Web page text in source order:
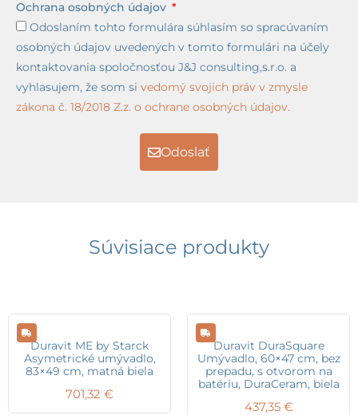
Ochrana osobných údajov
Odoslaním tohto formulára súhlasím so spracúvaním
osobných údajov uvedených v tomto formulári na účely
kontaktovania spoločnosťou J&J consulting,s.r.o. a
vyhlasujem, že som si vedomý svojich práv v zmysle
zákona č. 18/2018 Z.z. o ochrane osobných údajov.
Odoslať
Súvisiace produkty
Duravit ME by Starck
Asymetrické umývadlo,
83×49 cm, matná biela
701,32 €
Duravit DuraSquare
Umývadlo, 60×47 cm, bez
prepadu, s otvorom na
batériu, DuraCeram, biela
437,35 €